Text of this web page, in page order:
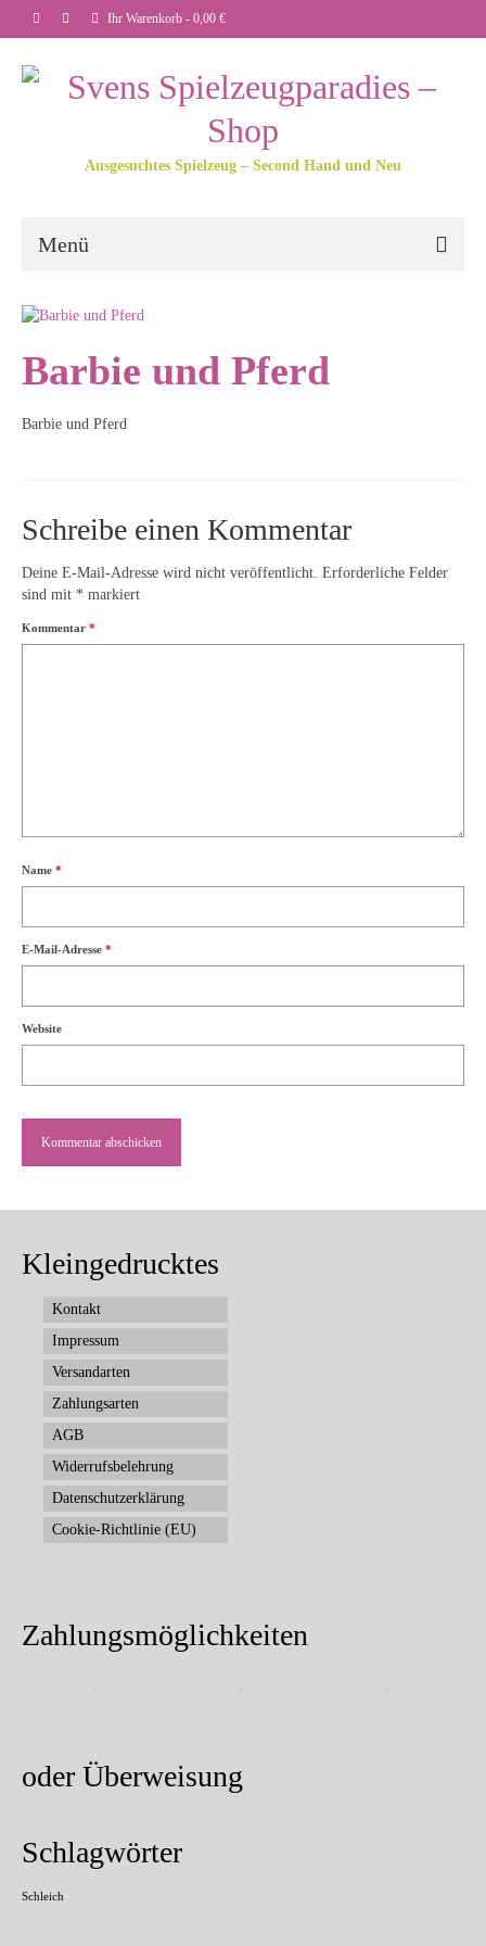
Ihr Warenkorb - 0,00 €
Ausgesuchtes Spielzeug – Second Hand und Neu
Menü
Barbie und Pferd
Barbie und Pferd
Schreibe einen Kommentar
Deine E-Mail-Adresse wird nicht veröffentlicht. Erforderliche Felder
sind mit * markiert
Kommentar *
Name *
E-Mail-Adresse *
Website
Kleingedrucktes
Kontakt
Impressum
Versandarten
Zahlungsarten
AGB
Widerrufsbelehrung
Datenschutzerklärung
Cookie-Richtlinie (EU)
Zahlungsmöglichkeiten
oder Überweisung
Schlagwörter
Schleich